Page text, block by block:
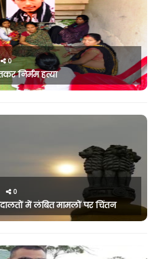
0
निर्मम हत्या
0
में लंबित मामलों पर चिंतन